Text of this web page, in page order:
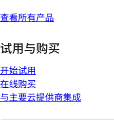
查看所有产品
试用与购买
开始试用
在线购买
与主要云提供商集成